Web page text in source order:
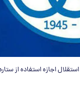
اجازه استفاده از